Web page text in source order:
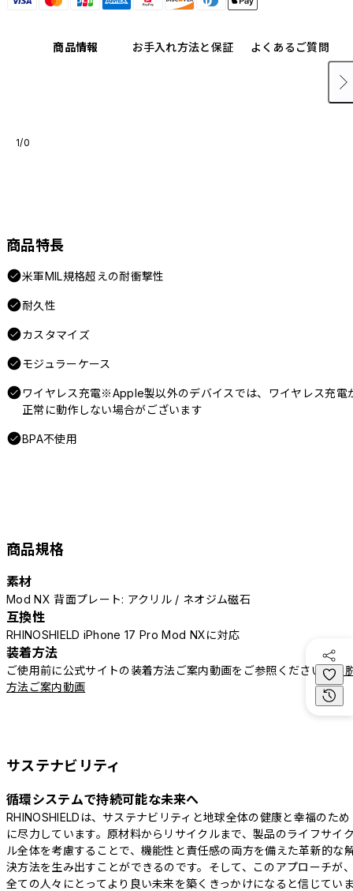
商品情報 お手入れ方法と保証 よくあるご質問
1/0
商品特長
米軍MIL規格超えの耐衝撃性
耐久性
カスタマイズ
モジュラーケース
ワイヤレス充電※Apple製以外のデバイスでは、ワイヤレス充電
正常に動作しない場合がございます
BPA不使用
商品規格
素材
Mod NX 背面プレート: アクリル / ネオジム磁石
互換性
RHINOSHIELD iPhone 17 Pro Mod NXに対応
装着方法
ご使用前に公式サイトの装着方法ご案内動画をご参照ください。着
方法ご案内動画
サステナビリティ
循環システムで持続可能な未来へ
RHINOSHIELDは、サステナビリティと地球全体の健康と幸福のため
に尽力しています。原材料からリサイクルまで、製品のライフサイ
ル全体を考慮することで、機能性と責任感の両方を備えた革新的な
決方法を生み出すことができるのです。そして、このアプローチが
全ての人々にとってより良い未来を築くきっかけになると信じてい